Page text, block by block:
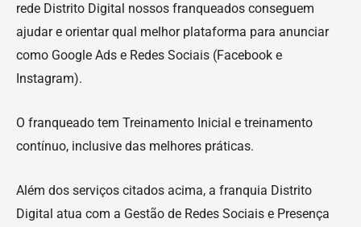
rede Distrito Digital nossos franqueados conseguem
ajudar e orientar qual melhor plataforma para anunciar
como Google Ads e Redes Sociais (Facebook e
Instagram).
O franqueado tem Treinamento Inicial e treinamento
contínuo, inclusive das melhores práticas.
Além dos serviços citados acima, a franquia Distrito
Digital atua com a Gestão de Redes Sociais e Presença